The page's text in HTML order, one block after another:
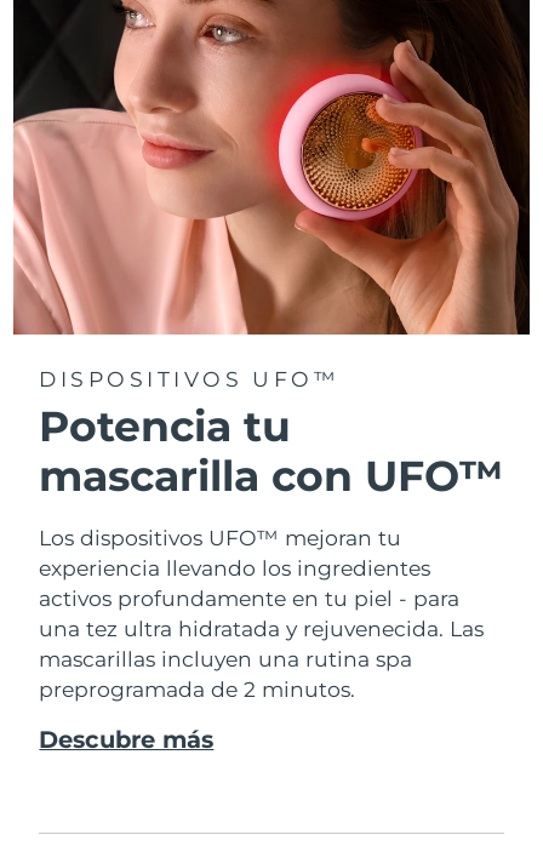
DISPOSITIVOS UFO™
Potencia tu
mascarilla con UFO™
Los dispositivos UFO™ mejoran tu
experiencia llevando los ingredientes
activos profundamente en tu piel - para
una tez ultra hidratada y rejuvenecida. Las
mascarillas incluyen una rutina spa
preprogramada de 2 minutos.
Descubre más
Entrega prevista
Emiratos Árabes
Unidos
Entrega prevista8/10/26
Reino Unido Entrega prevista8/9/26
Estados Unidos Entrega prevista8/10/26
Uzbekistán Entrega prevista8/14/26